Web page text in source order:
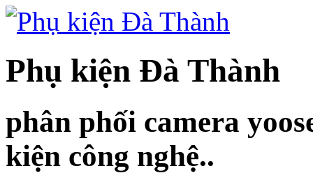
Phụ kiện Đà Thành
phân phối camera
kiện công nghệ..